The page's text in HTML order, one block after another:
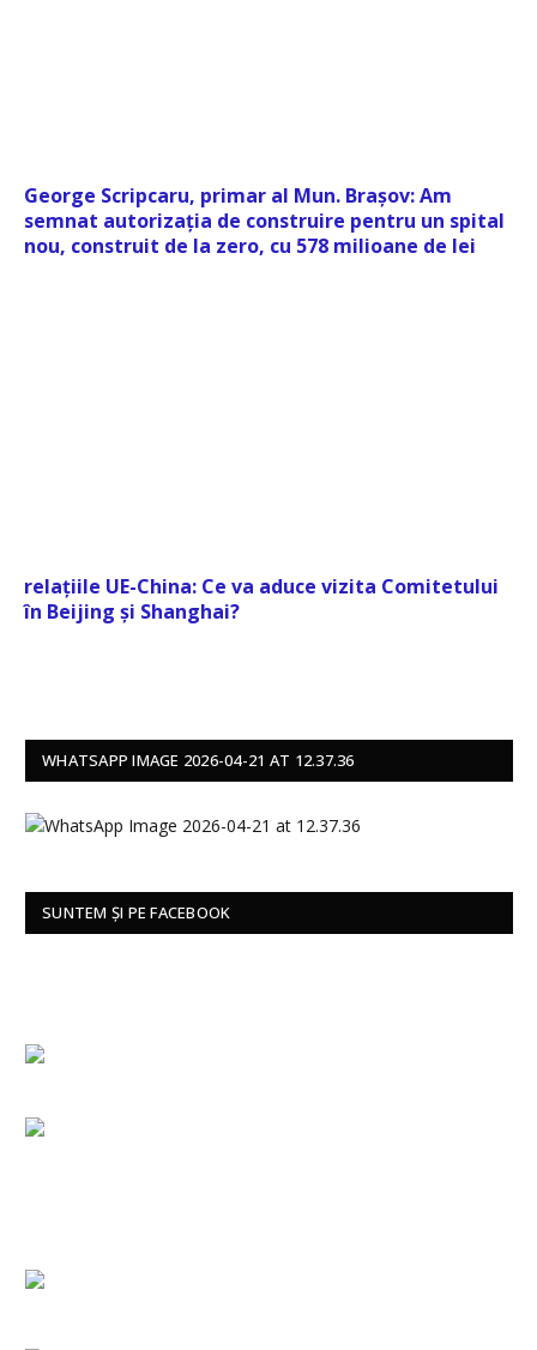
George Scripcaru, primar al Mun. Brașov: Am
semnat autorizația de construire pentru un spital
nou, construit de la zero, cu 578 milioane de lei
relațiile UE-China: Ce va aduce vizita Comitetului
în Beijing și Shanghai?
WHATSAPP IMAGE 2026-04-21 AT 12.37.36
SUNTEM ȘI PE FACEBOOK